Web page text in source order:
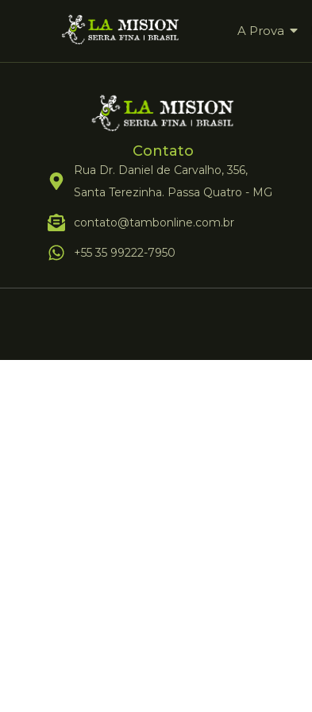
A Prova
Contato
Rua Dr. Daniel de Carvalho, 356,
Santa Terezinha. Passa Quatro - MG
contato@tambonline.com.br
+55 35 99222-7950